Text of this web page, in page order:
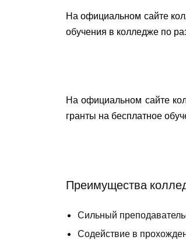
На официальном сайте
обучения в колледже по
На официальном сайте
гранты на бесплатное
Преимущества
Сильный
Содействие в